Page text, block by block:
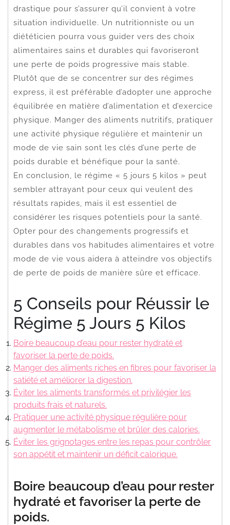
drastique pour s’assurer qu’il convient à votre
situation individuelle. Un nutritionniste ou un
diététicien pourra vous guider vers des choix
alimentaires sains et durables qui favoriseront
une perte de poids progressive mais stable.
Plutôt que de se concentrer sur des régimes
express, il est préférable d’adopter une approche
équilibrée en matière d’alimentation et d’exercice
physique. Manger des aliments nutritifs, pratiquer
une activité physique régulière et maintenir un
mode de vie sain sont les clés d’une perte de
poids durable et bénéfique pour la santé.
En conclusion, le régime « 5 jours 5 kilos » peut
sembler attrayant pour ceux qui veulent des
résultats rapides, mais il est essentiel de
considérer les risques potentiels pour la santé.
Opter pour des changements progressifs et
durables dans vos habitudes alimentaires et votre
mode de vie vous aidera à atteindre vos objectifs
de perte de poids de manière sûre et efficace.
5 Conseils pour Réussir le
Régime 5 Jours 5 Kilos
Boire beaucoup d’eau pour rester hydraté et
favoriser la perte de poids.
Manger des aliments riches en fibres pour favoriser la
satiété et améliorer la digestion.
Éviter les aliments transformés et privilégier les
produits frais et naturels.
Pratiquer une activité physique régulière pour
augmenter le métabolisme et brûler des calories.
Éviter les grignotages entre les repas pour contrôler
son appétit et maintenir un déficit calorique.
Boire beaucoup d’eau pour rester
hydraté et favoriser la perte de
poids.